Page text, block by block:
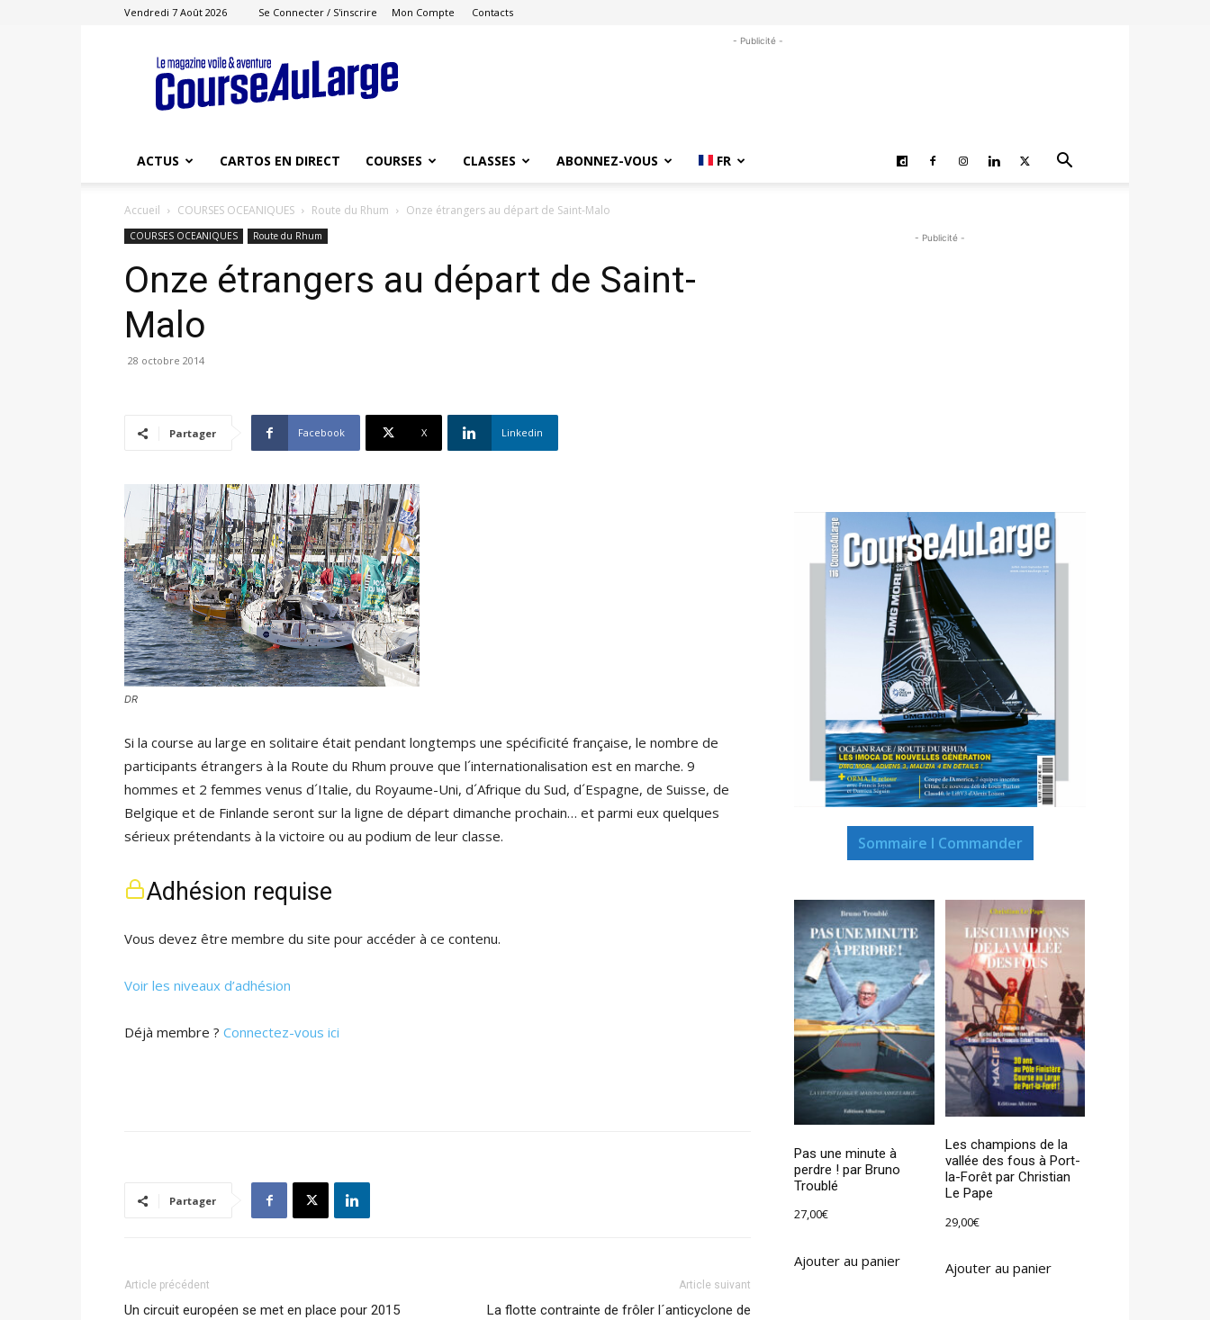
Vendredi 7 Août 2026 Se Connecter / S'inscrire Mon Compte Contacts
Course
au
Large
- Publicité -
ACTUS CARTOS EN DIRECT COURSES CLASSES ABONNEZ-VOUS FR
Accueil COURSES OCEANIQUES Route du Rhum Onze étrangers au départ de Saint-Malo
COURSES OCEANIQUES Route du Rhum
Onze étrangers au départ de Saint-
Malo
28 octobre 2014
Partager Facebook X Linkedin
DR
Si la course au large en solitaire était pendant longtemps une spécificité française, le nombre de
participants étrangers à la Route du Rhum prouve que l´internationalisation est en marche. 9
hommes et 2 femmes venus d´Italie, du Royaume-Uni, d´Afrique du Sud, d´Espagne, de Suisse, de
Belgique et de Finlande seront sur la ligne de départ dimanche prochain… et parmi eux quelques
sérieux prétendants à la victoire ou au podium de leur classe.
Adhésion requise
Vous devez être membre du site pour accéder à ce contenu.
Voir les niveaux d’adhésion
Déjà membre ? Connectez-vous ici
Partager
Article précédent
Un circuit européen se met en place pour 2015
Article suivant
La flotte contrainte de frôler l´anticyclone de
- Publicité -
Sommaire I Commander
Pas une minute à
perdre ! par Bruno
Troublé
27,00€
Ajouter au panier
Les champions de la
vallée des fous à Port-
la-Forêt par Christian
Le Pape
29,00€
Ajouter au panier